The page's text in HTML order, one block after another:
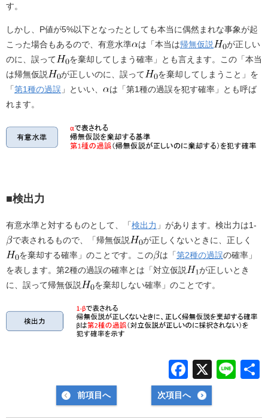
す。
しかし、P値が5%以下となったとしても本当に偶然まれな事象が起
こった場合もあるので、有意水準
は「本当は帰無仮説
が正しい
のに、誤って
を棄却してしまう確率」とも言えます。この「本当
は帰無仮説
が正しいのに、誤って
を棄却してしまうこと」を
「第1種の過誤 」といい、
は「第1種の過誤を犯す確率」とも呼ば
れます。
■検出力
有意水準と対するものとして、「検出力 」があります。検出力は1-
で表されるもので、「帰無仮説
が正しくないときに、正しく
を棄却する確率」のことです。この
は「第2種の過誤の確率」
を表します。第2種の過誤の確率とは「対立仮説
が正しいとき
に、誤って帰無仮説
を棄却しない確率」のことです。
F
a
c
X
Li
前項目へ 次項目へ